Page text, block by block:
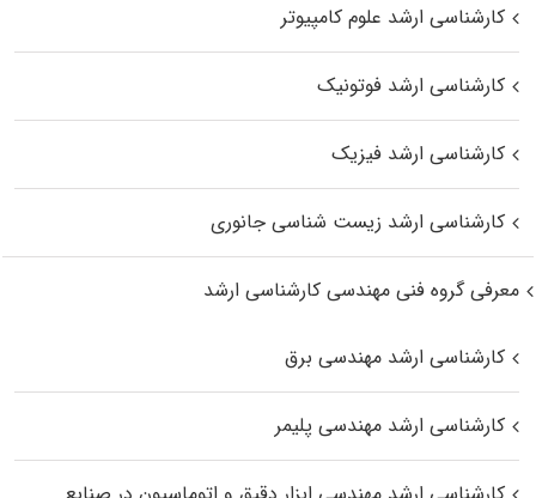
کارشناسی ارشد علوم کامپیوتر
کارشناسی ارشد فوتونیک
کارشناسی ارشد فیزیک
کارشناسی ارشد زیست‌ شناسی جانوری
معرفی گروه فنی مهندسی کارشناسی ارشد
کارشناسی ارشد مهندسی برق
کارشناسی ارشد مهندسی پلیمر